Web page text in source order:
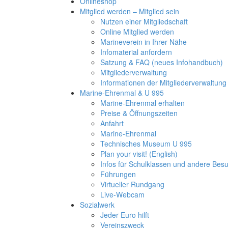
Mitglied werden – Mitglied sein
Nutzen einer Mitgliedschaft
Online Mitglied werden
Marineverein in Ihrer Nähe
Infomaterial anfordern
Satzung & FAQ (neues Infohandbuch)
Mitgliederverwaltung
Informationen der Mitgliederverwaltung
Marine-Ehrenmal & U 995
Marine-Ehrenmal erhalten
Preise & Öffnungszeiten
Anfahrt
Marine-Ehrenmal
Technisches Museum U 995
Plan your visit! (English)
Infos für Schulklassen und andere
Führungen
Virtueller Rundgang
Live-Webcam
Sozialwerk
Jeder Euro hilft
Vereinszweck